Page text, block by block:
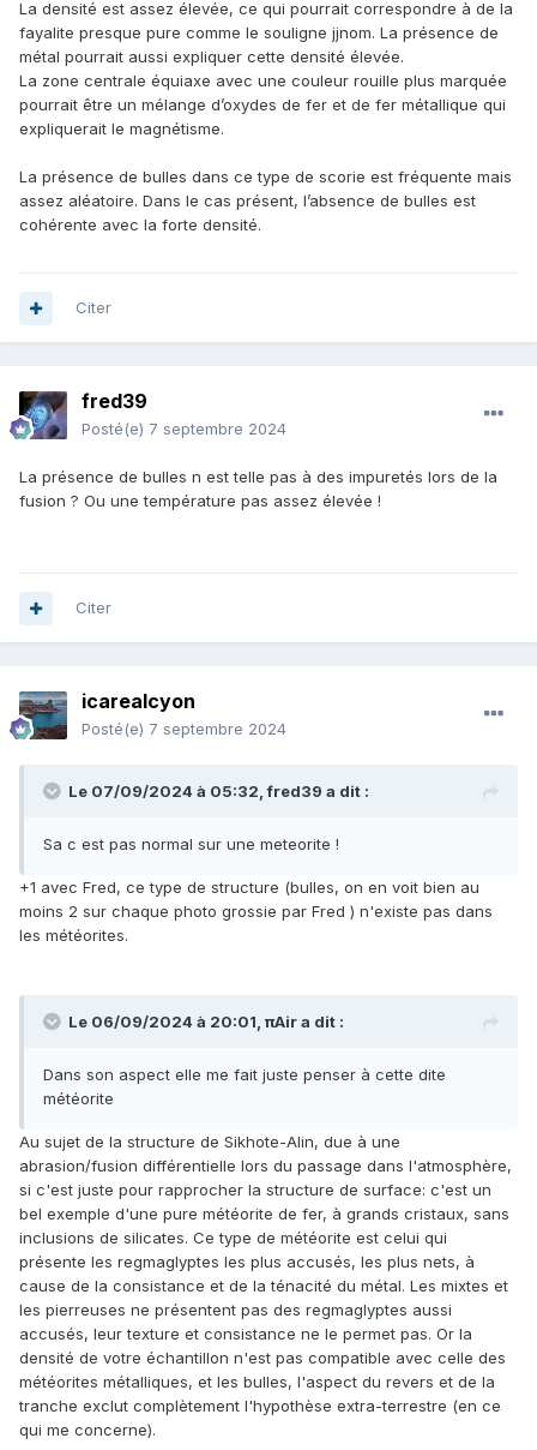
La densité est assez élevée, ce qui pourrait correspondre à de la
fayalite presque pure comme le souligne jjnom. La présence de
métal pourrait aussi expliquer cette densité élevée.
La zone centrale équiaxe avec une couleur rouille plus marquée
pourrait être un mélange d’oxydes de fer et de fer métallique qui
expliquerait le magnétisme.
La présence de bulles dans ce type de scorie est fréquente mais
assez aléatoire. Dans le cas présent, l’absence de bulles est
cohérente avec la forte densité.
Citer
fred39
Posté(e) 7 septembre 2024
La présence de bulles n est telle pas à des impuretés lors de la
fusion ? Ou une température pas assez élevée !
Citer
icarealcyon
Posté(e) 7 septembre 2024
Le 07/09/2024 à 05:32,fred39 a dit :
Sa c est pas normal sur une meteorite !
+1 avec Fred, ce type de structure (bulles, on en voit bien au
moins 2 sur chaque photo grossie par Fred ) n'existe pas dans
les météorites.
Le 06/09/2024 à 20:01, πAira dit :
Dans son aspect elle me fait juste penser à cette dite
météorite
Au sujet de la structure de Sikhote-Alin, due à une
abrasion/fusion différentielle lors du passage dans l'atmosphère,
si c'est juste pour rapprocher la structure de surface: c'est un
bel exemple d'une pure météorite de fer, à grands cristaux, sans
inclusions de silicates. Ce type de météorite est celui qui
présente les regmaglyptes les plus accusés, les plus nets, à
cause de la consistance et de la ténacité du métal. Les mixtes et
les pierreuses ne présentent pas des regmaglyptes aussi
accusés, leur texture et consistance ne le permet pas. Or la
densité de votre échantillon n'est pas compatible avec celle des
météorites métalliques, et les bulles, l'aspect du revers et de la
tranche exclut complètement l'hypothèse extra-terrestre (en ce
qui me concerne).